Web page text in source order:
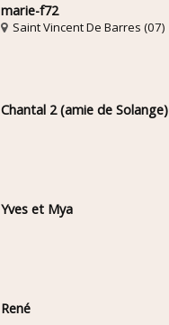
marie-f72
Saint Vincent De Barres (07)
Chantal 2 (amie de Solange)
Yves et Mya
René